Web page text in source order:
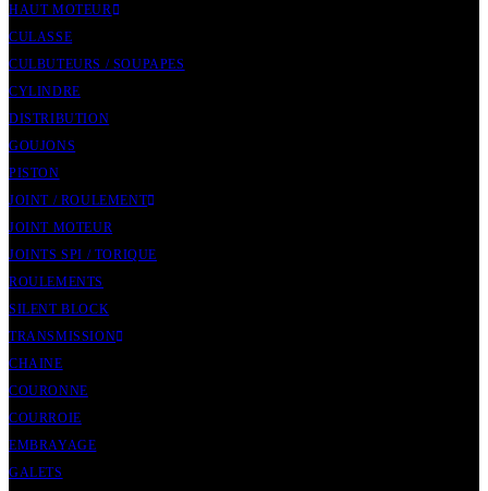
HAUT MOTEUR
CULASSE
CULBUTEURS / SOUPAPES
CYLINDRE
DISTRIBUTION
GOUJONS
PISTON
JOINT / ROULEMENT
JOINT MOTEUR
JOINTS SPI / TORIQUE
ROULEMENTS
SILENT BLOCK
TRANSMISSION
CHAINE
COURONNE
COURROIE
EMBRAYAGE
GALETS